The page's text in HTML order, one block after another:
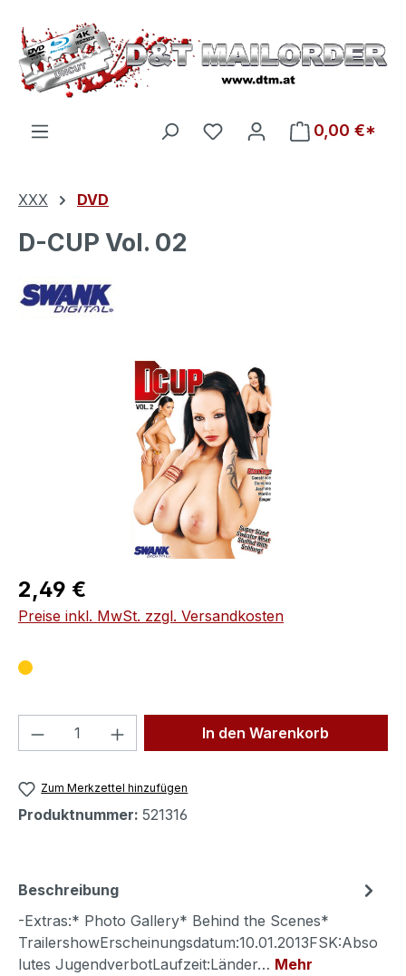
Zum Hauptinhalt springen
Du hast 0 Produkte auf
0,00 €*
XXX DVD
D-CUP Vol. 02
Bildergalerie überspringen
Regulärer Preis:
2,49 €
Preise inkl. MwSt. zzgl. Versandkosten
Produkt Anzahl: Gib denIn den Warenkorb
Zum Merkzettel hinzufügen
Produktnummer: 521316
Beschreibung
-Extras:* Photo Gallery* Behind the Scenes*
TrailershowErscheinungsdatum:10.01.2013FSK:Abso
lutes JugendverbotLaufzeit:Länder… Mehr